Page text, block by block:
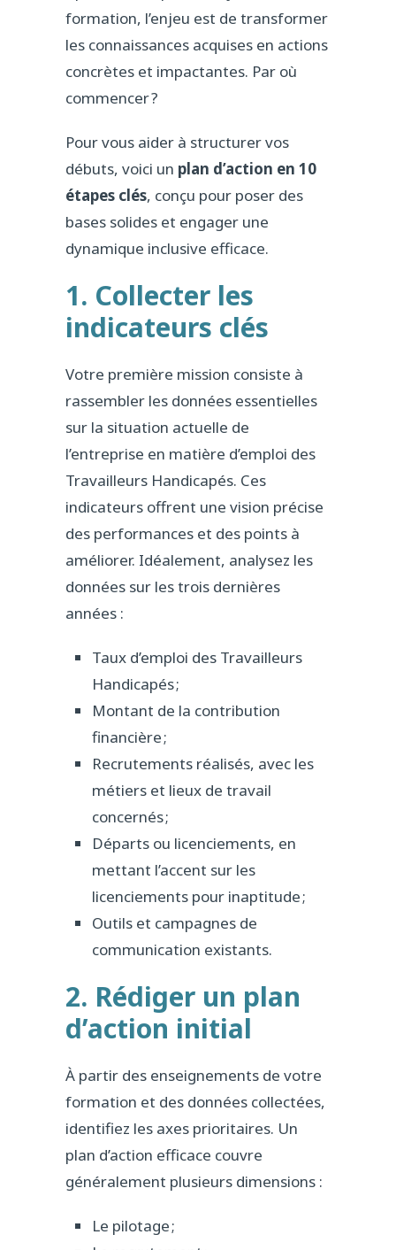
formation, l’enjeu est de transformer
les connaissances acquises en actions
concrètes et impactantes. Par où
commencer ?
Pour vous aider à structurer vos
débuts, voici un plan d’action en 10
étapes clés, conçu pour poser des
bases solides et engager une
dynamique inclusive efficace.
1. Collecter les
indicateurs clés
Votre première mission consiste à
rassembler les données essentielles
sur la situation actuelle de
l’entreprise en matière d’emploi des
Travailleurs Handicapés. Ces
indicateurs offrent une vision précise
des performances et des points à
améliorer. Idéalement, analysez les
données sur les trois dernières
années :
Taux d’emploi des Travailleurs
Handicapés ;
Montant de la contribution
financière ;
Recrutements réalisés, avec les
métiers et lieux de travail
concernés ;
Départs ou licenciements, en
mettant l’accent sur les
licenciements pour inaptitude ;
Outils et campagnes de
communication existants.
2. Rédiger un plan
d’action initial
À partir des enseignements de votre
formation et des données collectées,
identifiez les axes prioritaires. Un
plan d’action efficace couvre
généralement plusieurs dimensions :
Le pilotage ;